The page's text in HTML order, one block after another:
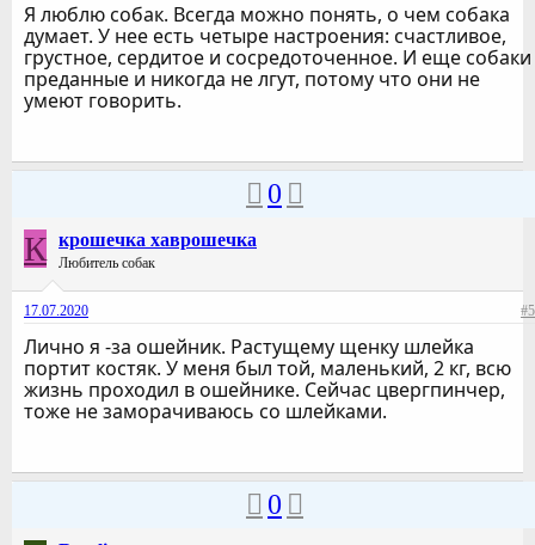
Я люблю собак. Всегда можно понять, о чем собака
думает. У нее есть четыре настроения: счастливое,
грустное, сердитое и сосредоточенное. И еще собаки
преданные и никогда не лгут, потому что они не
умеют говорить.
0
К крошечка хаврошечка
Любитель собак
17.07.2020 #5
Лично я -за ошейник. Растущему щенку шлейка
портит костяк. У меня был той, маленький, 2 кг, всю
жизнь проходил в ошейнике. Сейчас цвергпинчер,
тоже не заморачиваюсь со шлейками.
0